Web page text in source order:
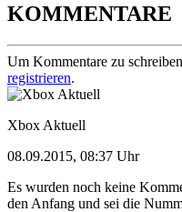
KOMMENTARE
Um Kommentare zu
registrieren.
Xbox Aktuell
08.09.2015, 08:37 Uhr
Es wurden noch keine
den Anfang und sei die